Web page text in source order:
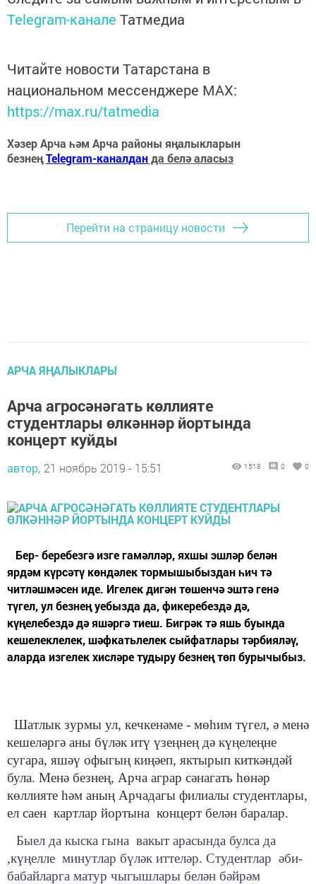
Telegram-канале Татмедиа
Читайте новости Татарстана в
национальном мессенджере MАХ:
https://max.ru/tatmedia
Хәзер Арча һәм Арча районы яңалыкларын
безнеңTelegram-каналданда белә аласыз
Перейти на страницу новости
АРЧА ЯҢАЛЫКЛАРЫ
Арча агросәнәгать көллияте
студентлары өлкәннәр йортында
концерт куйды
автор, 21 ноябрь 2019 - 15:51 1518 0 0
Бер- беребезгә изге гамәлләр, яхшы эшләр белән
ярдәм күрсәтү көндәлек тормышыбыздан һич тә
читләшмәсен иде. Игелек дигән төшенчә эштә генә
түгел, ул безнең уебызда да, фикеребездә дә,
күңелебездә дә яшәргә тиеш. Бигрәк тә яшь буында
кешелеклелек, шәфкатьлелек сыйфатлары тәрбияләү,
аларда изгелек хисләре тудыру безнең төп бурычыбыз.
Шатлык зурмы ул, кечкенәме - мөһим түгел, ә менә
кешеләргә аны бүләк итү үзеңнең дә күңелеңне
сугара, яшәү офыгың киңәеп, яктырып киткәндәй
була. Менә безнең, Арча аграр сәнагать һөнәр
көллияте һәм аның Арчадагы филиалы студентлары,
ел саен картлар йортына концерт белән баралар.
Быел да кыска гына вакыт арасында булса да
,күңелле минутлар бүләк иттеләр. Студентлар әби-
бабайларга матур чыгышлары белән бәйрәм